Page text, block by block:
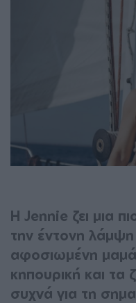
Η Jennie ζει μια
την έντονη
αφοσιωμένη
κηπουρική και τα
συχνά για τη